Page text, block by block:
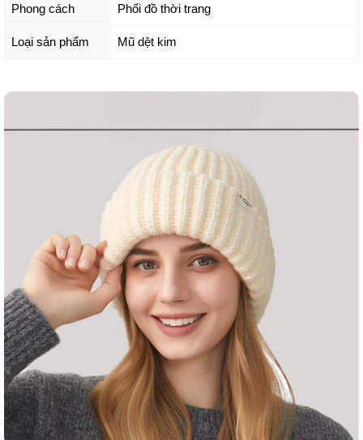
Phong cách Phối đồ thời trang
Loại sản phẩm Mũ dệt kim